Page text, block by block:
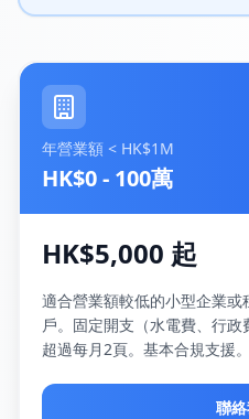
年營業額 < HK$1M
HK$0 - 100萬
HK$5,000 起
適合營業額較低的小型企業
戶。固定開支（水電費、行
超過每月2頁。基本合規支援。
聯